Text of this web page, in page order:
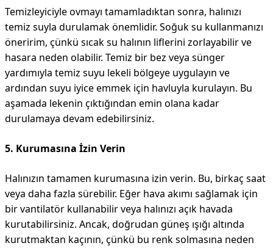
Temizleyiciyle ovmayı tamamladıktan sonra, halınızı
temiz suyla durulamak önemlidir. Soğuk su kullanmanızı
öneririm, çünkü sıcak su halının liflerini zorlayabilir ve
hasara neden olabilir. Temiz bir bez veya sünger
yardımıyla temiz suyu lekeli bölgeye uygulayın ve
ardından suyu iyice emmek için havluyla kurulayın. Bu
aşamada lekenin çıktığından emin olana kadar
durulamaya devam edebilirsiniz.
5. Kurumasına İzin Verin
Halınızın tamamen kurumasına izin verin. Bu, birkaç saat
veya daha fazla sürebilir. Eğer hava akımı sağlamak için
bir vantilatör kullanabilir veya halınızı açık havada
kurutabilirsiniz. Ancak, doğrudan güneş ışığı altında
kurutmaktan kaçının, çünkü bu renk solmasına neden